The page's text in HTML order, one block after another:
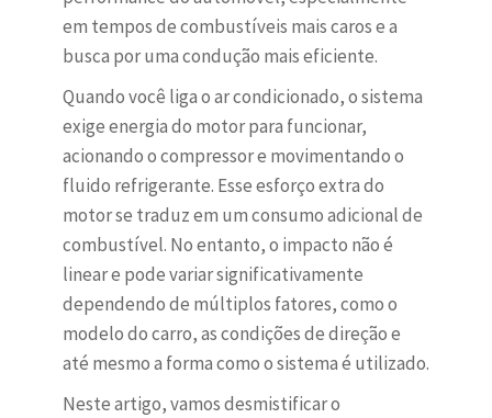
em tempos de combustíveis mais caros e a
busca por uma condução mais eficiente.
Quando você liga o ar condicionado, o sistema
exige energia do motor para funcionar,
acionando o compressor e movimentando o
fluido refrigerante. Esse esforço extra do
motor se traduz em um consumo adicional de
combustível. No entanto, o impacto não é
linear e pode variar significativamente
dependendo de múltiplos fatores, como o
modelo do carro, as condições de direção e
até mesmo a forma como o sistema é utilizado.
Neste artigo, vamos desmistificar o